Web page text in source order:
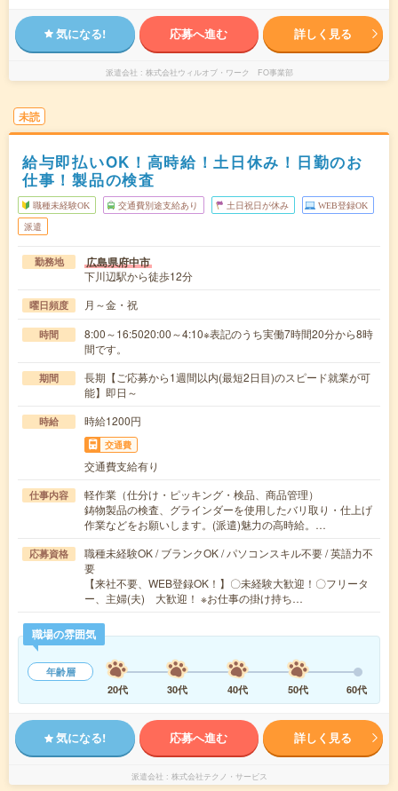
気になる! 応募へ進む 詳しく見る
派遣会社 株式会社ウィルオブ・ワーク FO事業部
未読
給与即払いOK！高時給！土日休み！日勤のお
仕事！製品の検査
職種未経験OK 交通費別途支給あり 土日祝日が休み WEB登録OK
派遣
勤務地 広島県府中市
下川辺駅から徒歩12分
曜日頻度 月～金・祝
時間
8:00～16:5020:00～4:10※表記のうち実働7時間20分から8時
間です。
期間
長期【ご応募から1週間以内(最短2日目)のスピード就業が可
能】即日～
時給 時給1200円
交通費
交通費支給有り
仕事内容
軽作業（仕分け・ピッキング・検品、商品管理）
鋳物製品の検査、グラインダーを使用したバリ取り・仕上げ
作業などをお願いします。(派遣)魅力の高時給。…
応募資格
職種未経験OK / ブランクOK / パソコンスキル不要 / 英語力不
要
【来社不要、WEB登録OK！】〇未経験大歓迎！〇フリータ
ー、主婦(夫) 大歓迎！ ※お仕事の掛け持ち…
職場の雰囲気
年齢層
20代
30代 40代 50代 60代
気になる! 応募へ進む 詳しく見る
派遣会社 株式会社テクノ・サービス